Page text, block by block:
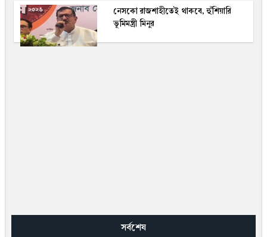
নেসকো রাজশাহীতেই থাকবে, হুঁশিয়ারি
ভূমিমন্ত্রী মিনুর
সর্বশেষ